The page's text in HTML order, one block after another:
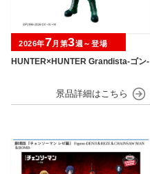
HUNTER×HUNTER Grandista-ゴン-
2026年7月第3週～登場